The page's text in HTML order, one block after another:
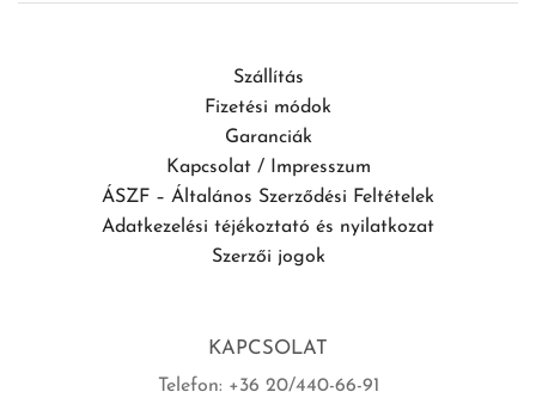
Szállítás
Fizetési módok
Garanciák
Kapcsolat / Impresszum
ÁSZF – Általános Szerződési Feltételek
Adatkezelési téjékoztató és nyilatkozat
Szerzői jogok
KAPCSOLAT
Telefon: +36 20/440-66-91